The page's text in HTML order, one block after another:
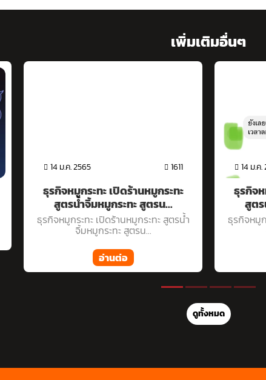
เพิ่มเติมอื่นๆ
14 ม.ค. 2565 1520
ธุรกิจหมูกระทะ เปิดร้านหมูกระทะ
สูตรน้ำจิ้มหมูกระทะ สูตรน...
ธุรกิจหมูกระทะ เปิดร้านหมูกระทะ สูตรน้ำ
จิ้มหมูกระทะ สูตรน...
อ่านต่อ
14
ธุรกิ
สู
ธุรกิจห
ดูทั้งหมด